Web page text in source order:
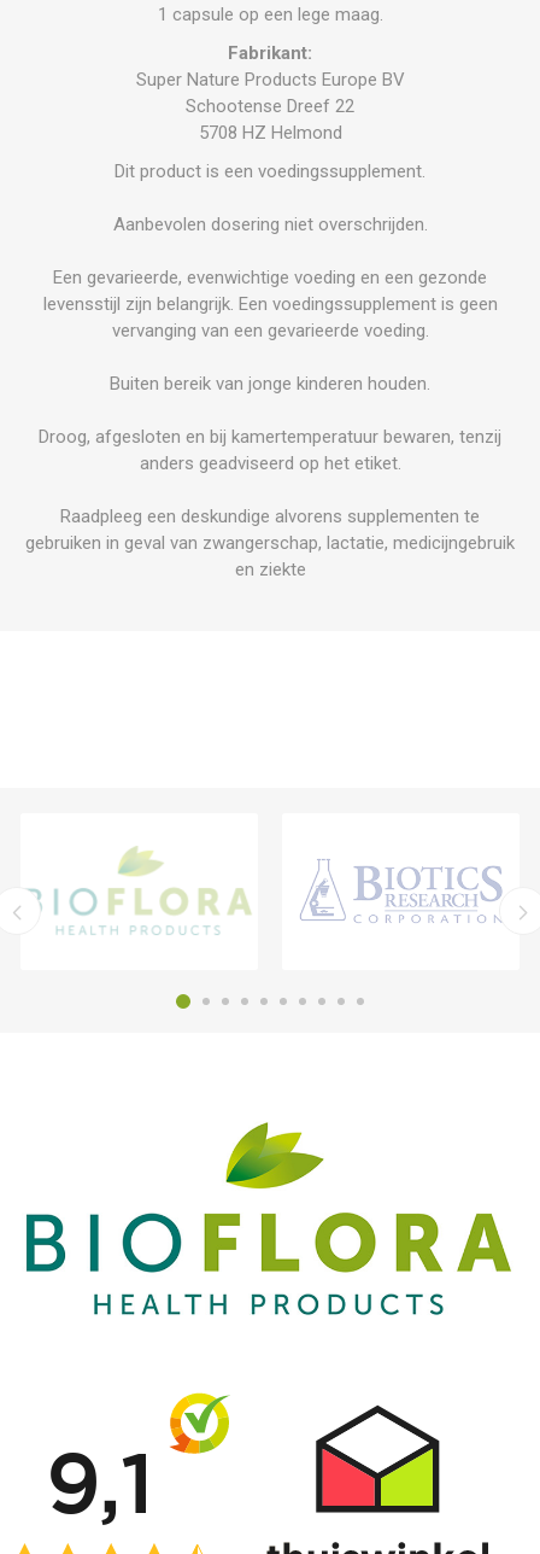
1 capsule op een lege maag.
Fabrikant:
Super Nature Products Europe BV
Schootense Dreef 22
5708 HZ Helmond
Dit product is een voedingssupplement.
Aanbevolen dosering niet overschrijden.
Een gevarieerde, evenwichtige voeding en een gezonde
levensstijl zijn belangrijk. Een voedingssupplement is geen
vervanging van een gevarieerde voeding.
Buiten bereik van jonge kinderen houden.
Droog, afgesloten en bij kamertemperatuur bewaren, tenzij
anders geadviseerd op het etiket.
Raadpleeg een deskundige alvorens supplementen te
gebruiken in geval van zwangerschap, lactatie, medicijngebruik
en ziekte